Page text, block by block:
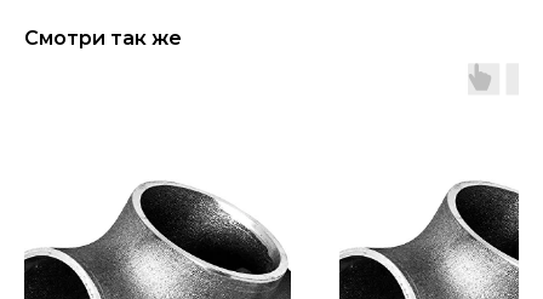
Смотри так же